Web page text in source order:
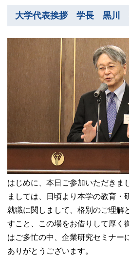
大学代表挨拶 学長 黒川
はじめに、本日ご参加いただきま
ましては、日頃より本学の教育・
就職に関しまして、格別のご理解
すこと、この場をお借りして厚く
はご多忙の中、企業研究セミナー
ありがとうございます。